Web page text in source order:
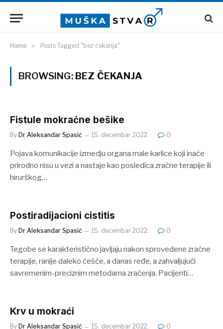
Home » Posts Tagged "bez čekanja"
BROWSING: BEZ ČEKANJA
Fistule mokraćne bešike
By Dr Aleksandar Spasić 15. decembar 2022. 0
Pojava komunikacije izmedju organa male karlice koji inače
prirodno nisu u vezi a nastaje kao posledica zračne terapije ili
hirurškog…
Postiradijacioni cistitis
By Dr Aleksandar Spasić 15. decembar 2022. 0
Tegobe se karakteristično javljaju nakon sprovedene zračne
terapije, ranije daleko češće, a danas ređe, a zahvaljujući
savremenim-preciznim metodama zračenja. Pacijenti…
Krv u mokraći
By Dr Aleksandar Spasić 15. decembar 2022. 0